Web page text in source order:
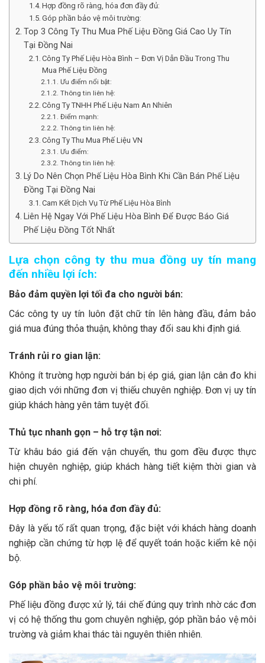
Hợp đồng rõ ràng, hóa đơn đầy đủ:
Góp phần bảo vệ môi trường:
Top 3 Công Ty Thu Mua Phế Liệu Đồng Giá Cao Uy Tín
Tại Đồng Nai
Công Ty Phế Liệu Hòa Bình – Đơn Vị Dẫn Đầu Trong Thu
Mua Phế Liệu Đồng
Ưu điểm nổi bật:
Thông tin liên hệ:
Công Ty TNHH Phế Liệu Nam An Nhiên
Điểm mạnh:
Thông tin liên hệ:
Công Ty Thu Mua Phế Liệu VN
Ưu điểm:
Thông tin liên hệ:
Lý Do Nên Chọn Phế Liệu Hòa Bình Khi Cần Bán Phế Liệu
Đồng Tại Đồng Nai
Cam Kết Dịch Vụ Từ Phế Liệu Hòa Bình
Liên Hệ Ngay Với Phế Liệu Hòa Bình Để Được Báo Giá
Phế Liệu Đồng Tốt Nhất
Lựa chọn công ty thu mua đồng uy tín mang
đến nhiều lợi ích:
Bảo đảm quyền lợi tối đa cho người bán:
Các công ty uy tín luôn đặt chữ tín lên hàng đầu, đảm bảo
giá mua đúng thỏa thuận, không thay đổi sau khi định giá.
Tránh rủi ro gian lận:
Không ít trường hợp người bán bị ép giá, gian lận cân đo khi
giao dịch với những đơn vị thiếu chuyên nghiệp. Đơn vị uy tín
giúp khách hàng yên tâm tuyệt đối.
Thủ tục nhanh gọn – hỗ trợ tận nơi:
Từ khâu báo giá đến vận chuyển, thu gom đều được thực
hiện chuyên nghiệp, giúp khách hàng tiết kiệm thời gian và
chi phí.
Hợp đồng rõ ràng, hóa đơn đầy đủ:
Đây là yếu tố rất quan trọng, đặc biệt với khách hàng doanh
nghiệp cần chứng từ hợp lệ để quyết toán hoặc kiểm kê nội
bộ.
Góp phần bảo vệ môi trường:
Phế liệu đồng được xử lý, tái chế đúng quy trình nhờ các đơn
vị có hệ thống thu gom chuyên nghiệp, góp phần bảo vệ môi
trường và giảm khai thác tài nguyên thiên nhiên.